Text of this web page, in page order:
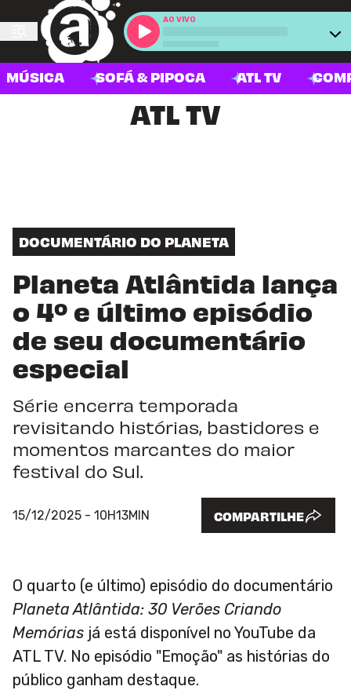
AO VIVO
MÚSICA SOFÁ & PIPOCA ATL TV
ATL TV
DOCUMENTÁRIO DO PLANETA
Planeta Atlântida lança
o 4º e último episódio
de seu documentário
especial
Série encerra temporada
revisitando histórias, bastidores e
momentos marcantes do maior
festival do Sul.
15/12/2025 - 10H13MIN COMPARTILHE
O quarto (e último) episódio do documentário
Planeta Atlântida: 30 Verões Criando
Memórias já está disponível no YouTube da
ATL TV. No episódio "Emoção" as histórias do
público ganham destaque.